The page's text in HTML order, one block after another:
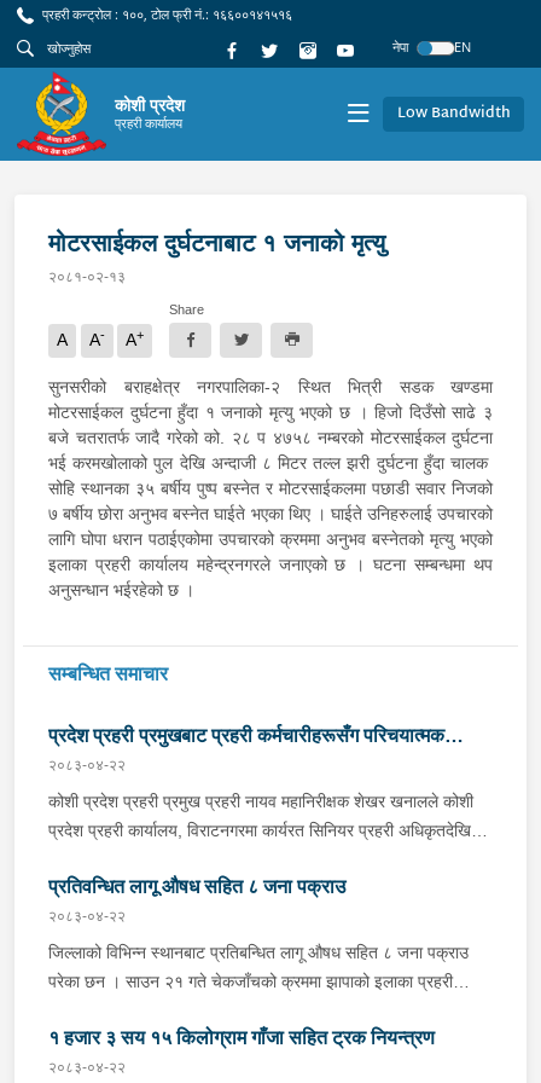
प्रहरी कन्ट्रोल : १००, टोल फ्री नं.: १६६००१४१५१६
नेपा
EN
कोशी प्रदेश
प्रहरी कार्यालय Low Bandwidth
मोटरसाईकल दुर्घटनाबाट १ जनाको मृत्यु
२०८१-०२-१३
A A- A+
Share
सुनसरीको बराहक्षेत्र नगरपालिका-२ स्थित भित्री सडक खण्डमा
मोटरसाईकल दुर्घटना हुँदा १ जनाको मृत्यु भएको छ । हिजो दिउँसो साढे ३
बजे चतरातर्फ जादै गरेको को. २८ प ४७५८ नम्बरको मोटरसाईकल दुर्घटना
भई करमखोलाको पुल देखि अन्दाजी ८ मिटर तल्ल झरी दुर्घटना हुँदा चालक
सोहि स्थानका ३५ बर्षीय पुष्प बस्नेत र मोटरसाईकलमा पछाडी सवार निजको
७ बर्षीय छोरा अनुभव बस्नेत घाईते भएका थिए । घाईते उनिहरुलाई उपचारको
लागि घोपा धरान पठाईएकोमा उपचारको क्रममा अनुभव बस्नेतको मृत्यु भएको
इलाका प्रहरी कार्यालय महेन्द्रनगरले जनाएको छ । घटना सम्बन्धमा थप
अनुसन्धान भईरहेको छ ।
सम्बन्धित समाचार
प्रदेश प्रहरी प्रमुखबाट प्रहरी कर्मचारीहरूसँग परिचयात्मक
भेटघाट तथा अन्तरक्रिया
२०८३-०४-२२
कोशी प्रदेश प्रहरी प्रमुख प्रहरी नायव महानिरीक्षक शेखर खनालले कोशी
प्रदेश प्रहरी कार्यालय, विराटनगरमा कार्यरत सिनियर प्रहरी अधिकृतदेखि
अन्तरक्रिया गर्नुभएको छ । साउन २२ गते कोशी प्रदेश प्रहरी कार्यालयको
सभाहलमा आयोजित कार्यक्रममा उहाँले अन्तरक्रियाका क्रममा प्रहरी
कर्मचारीहरूले उठाएका समस्या, गुनासा, जिज्ञासा तथा सुझावहरूलाई
गम्भीरतापूर्वक सुनुवाई गर्नुका साथै संगठनको नीति, कानुनी व्यवस्था र उपलब्ध
उहाँले संगठनभित्र अनुशासन, व्यावसायिकता, पारदर्शिता, जवाफदेहिता र
सेवामुखी कार्यशैलीलाई थप सुदृढ बनाउन तथा आफ्नो व्यक्तिगत सुरक्षा,
प्रतिवन्धित लागू औषध सहित ८ जना पक्राउ
२०८३-०४-२२
जिल्लाको विभिन्न स्थानबाट प्रतिबन्धित लागू औषध सहित ८ जना पक्राउ
परेका छन । साउन २१ गते चेकजाँचको क्रममा झापाको इलाका प्रहरी
मिलिग्राम ब्राउन सुगर सहित र इलाका प्रहरी कार्यालय अनारमनीले बिर्तामोड
नगरपालिका-५ का इकवाल अन्सारी, बाह्रदशी गाउँपालिका-४ का मनोज
१ हजार ३ सय १५ किलोग्राम गाँजा सहित ट्रक नियन्त्रण
२०८३-०४-२२